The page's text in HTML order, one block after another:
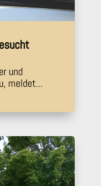
und
meldet...